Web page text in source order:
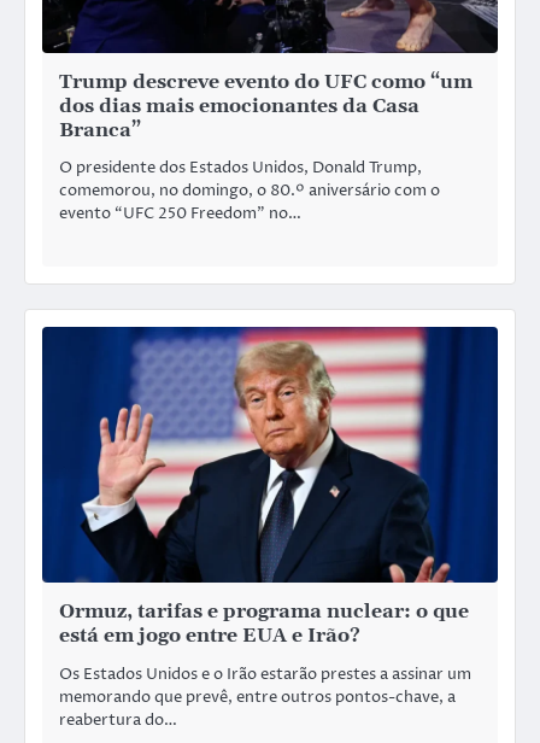
Trump descreve evento do UFC como “um
dos dias mais emocionantes da Casa
Branca”
O presidente dos Estados Unidos, Donald Trump,
comemorou, no domingo, o 80.º aniversário com o
evento “UFC 250 Freedom” no…
Ormuz, tarifas e programa nuclear: o que
está em jogo entre EUA e Irão?
Os Estados Unidos e o Irão estarão prestes a assinar um
memorando que prevê, entre outros pontos-chave, a
reabertura do…